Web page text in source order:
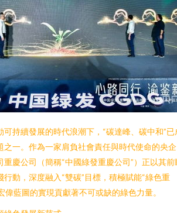
持續發展的時代浪潮下，“碳達峰、碳中和”已
之一。作為一家肩負社會責任與時代使命的央
慶公司（簡稱“中國綠發重慶公司”）正以其前
動，深度融入“雙碳”目標，積極賦能“綠色重
偉藍圖的實現貢獻著不可或缺的綠色力量。